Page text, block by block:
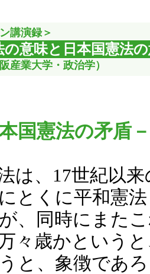
講演録＞
の意味と日本国憲法
産業大学・政治学）
国憲法の矛盾
は、17世紀以来
とくに平和憲
、同時にまた
々歳かという
と、象徴であ